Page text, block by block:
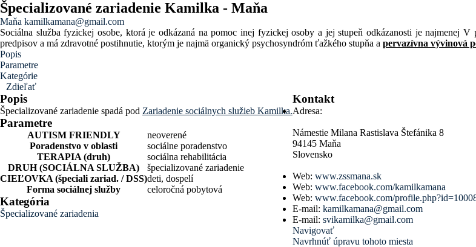
Špecializované zariadenie Kamilka - Maňa
Maňa kamilkamana@gmail.com
Sociálna služba fyzickej osobe, ktorá je odkázaná na pomoc inej fyzickej osoby a jej stupeň odkázanosti je najmenej
predpisov a má zdravotné postihnutie, ktorým je najmä organický psychosyndróm ťažkého stupňa a pervazívna vývinová
Popis
Parametre
Kategórie
Zdieľať
Popis
Špecializované zariadenie spadá pod Zariadenie sociálnych služieb Kamilka.
Parametre
AUTISM FRIENDLY
neoverené
Poradenstvo v oblasti
sociálne poradenstvo
TERAPIA (druh)
sociálna rehabilitácia
DRUH (SOCIÁLNA SLUŽBA)
špecializované zariadenie
CIEĽOVKA (špeciali zariad. / DSS)deti, dospelí
Forma sociálnej služby
celoročná pobytová
Kategória
Špecializované zariadenia
Kontakt
Adresa:
Námestie Milana Rastislava Štefánika 8
94145 Maňa
Slovensko
Web: www.zssmana.sk
Web: www.facebook.com/kamilkamana
Web: www.facebook.com/
E-mail: kamilkamana@gmail.com
E-mail: svikamilka@gmail.com
Navigovať
Navrhnúť úpravu tohoto miesta